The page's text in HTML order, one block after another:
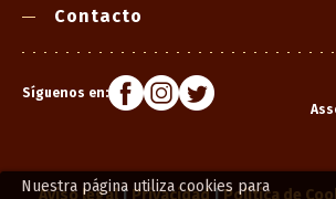
Nuestra página utiliza cookies para
Contacto
Síguenos en: